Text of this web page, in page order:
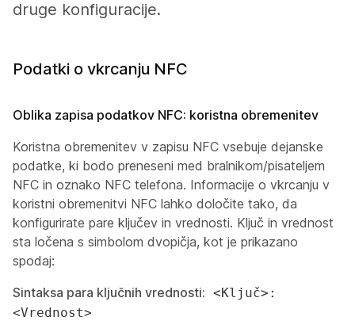
druge konfiguracije.
Podatki o vkrcanju NFC
Oblika zapisa podatkov NFC: koristna obremenitev
Koristna obremenitev v zapisu NFC vsebuje dejanske
podatke, ki bodo preneseni med bralnikom/pisateljem
NFC in oznako NFC telefona. Informacije o vkrcanju v
koristni obremenitvi NFC lahko določite tako, da
konfigurirate pare ključev in vrednosti. Ključ in vrednost
sta ločena s simbolom dvopičja, kot je prikazano
spodaj:
Sintaksa para ključnih vrednosti: <Ključ>:
<Vrednost>